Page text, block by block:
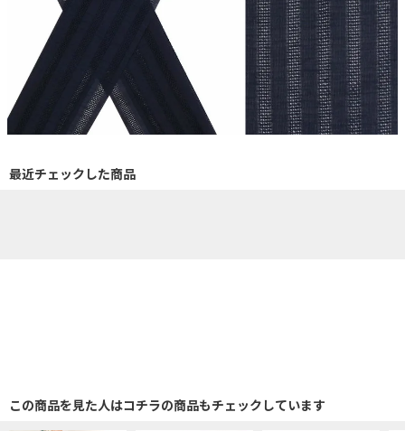
最近チェックした商品
この商品を見た人はコチラの商品もチェックしています